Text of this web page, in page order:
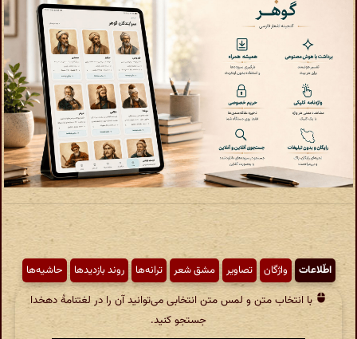
اطّلاعات واژگان تصاویر مشق شعر ترانه‌ها روند بازدیدها حاشیه‌ها
با انتخاب متن و لمس متن انتخابی می‌توانید آن را در لغتنامهٔ دهخدا
جستجو کنید.